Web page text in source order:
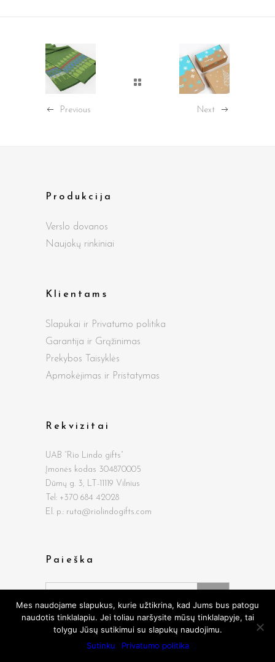
Previous Next
Produkcija
Verslo dovanos
Naujokų rinkiniai
Klientams
Slapukai ir Privatumo politika
Garantija ir Grąžinimas
Prekybos Taisyklės
Apmokėjimas ir Pristatymas
Rekvizitai
UAB “Rio Lindo gifts”
Įmonės kodas 304870005
Dūmų g. 3, LT-11119 Vilnius
Tel: +370 684 42028
El. p.: ruta@riolindogifts.com
Paieška
Search
for:
Mes naudojame slapukus, kurie užtikrina, kad Jums bus patogu
naudotis tinklalapiu. Jei toliau naršysite mūsų tinklalapyje, tai
tolygu Jūsų sutikimui su slapukų naudojimu.
Sutinku
Privatumo politika